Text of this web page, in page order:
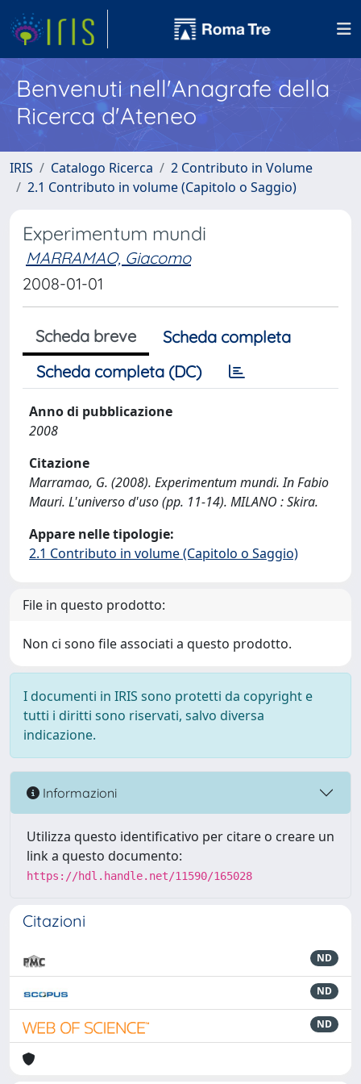
Benvenuti nell'Anagrafe della
Ricerca d'Ateneo
IRIS Catalogo Ricerca
2 Contributo in Volume
2.1 Contributo in volume (Capitolo o Saggio)
Experimentum mundi
MARRAMAO, Giacomo
2008-01-01
Scheda breve
Scheda completa
Scheda completa (DC)
Anno di pubblicazione
2008
Citazione
Marramao, G. (2008). Experimentum mundi. In Fabio
Mauri. L'universo d'uso (pp. 11-14). MILANO : Skira.
Appare nelle tipologie:
2.1 Contributo in volume (Capitolo o Saggio)
File in questo prodotto:
Non ci sono file associati a questo prodotto.
I documenti in IRIS sono protetti da copyright e
tutti i diritti sono riservati, salvo diversa
indicazione.
Informazioni
Utilizza questo identificativo per citare o creare un
link a questo documento:
https://hdl.handle.net/11590/165028
Citazioni
ND
ND
ND